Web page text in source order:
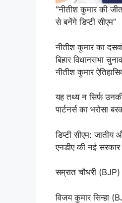
“नीतीश कुमार की
से बनेंगे डिप्टी सीएम”
नीतीश कुमार का
बिहार विधानसभा
नीतीश कुमार
यह तथ्य न सिर्फ
पार्टनर्स का भरोसा
डिप्टी सीएम:
एनडीए की नई
सम्रात चौधरी
विजय कुमार सिन्हा